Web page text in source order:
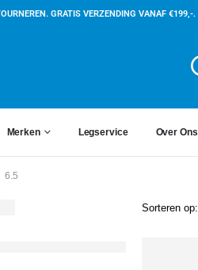
GRATIS VERZENDING VANAF €199,-.
Merken Legservice Over Ons
6.5
Sorteren op: